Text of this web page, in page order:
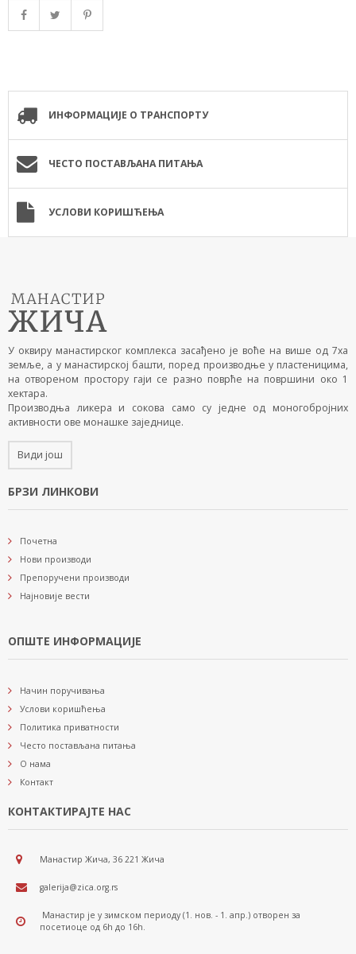
ИНФОРМАЦИЈЕ О ТРАНСПОРТУ
ЧЕСТО ПОСТАВЉАНА ПИТАЊА
УСЛОВИ КОРИШЋЕЊА
У оквиру манастирског комплекса засађено је воће на више од 7ха
земље, а у манастирској башти, поред производње у пластеницима,
на отвореном простору гаји се разно поврће на површини око 1
хектара.
Производња ликера и сокова само су једне од моногобројних
активности ове монашке заједнице.
Види још
БРЗИ ЛИНКОВИ
Почетна
Нови производи
Препоручени производи
Најновије вести
ОПШТЕ ИНФОРМАЦИЈЕ
Начин поручивања
Услови коришћења
Политика приватности
Често постављана питања
О нама
Контакт
КОНТАКТИРАЈТЕ НАС
Манастир Жича, 36 221 Жича
galerija@zica.org.rs
Манастир је у зимском периоду (1. нов. - 1. апр.) отворен за
посетиоце од 6h до 16h.